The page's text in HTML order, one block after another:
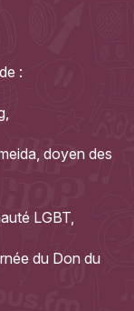
:
doyen des
LGBT,
du Don du